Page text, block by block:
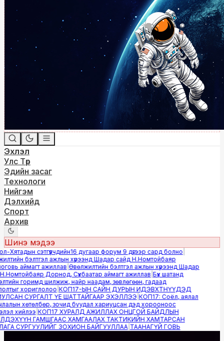
Эхлэл
Улс Төр
Эдийн засаг
Технологи
Нийгэм
Дэлхийд
Спорт
Архив
Шинэ мэдээ
сэтгүүлчдийн16 дугаар форум 9 дүгээр сард болно|
бэлтгэл ажлын хүрээнд Шадар сайд Н.Номтойбаяр
аймагт ажиллав|Өвөлжилтийн бэлтгэл ажлын хүрээнд Шадар
Дорнод, Сүхбаатар аймагт ажиллав|Бүх шатанд
горимд шилжиж, найр наадам, зөвлөгөөн, гадаад
хориглолоо|КОП17-ЫН САЙН ДУРЫН ИДЭВХТНҮҮДЭД
СУРГАЛТ ҮЕ ШАТТАЙГААР ЭХЭЛЛЭЭ|КОП17: Соёл, аялал
хөтөлбөр, зочид буудал хариуцсан дэд хорооноос
хийлээ|КОП17 ХУРАЛД АЖИЛЛАХ ОНЦГОЙ БАЙДЛЫН
ГАМШГААС ХАМГААЛАХ ТАКТИКИЙН ХАМТАРСАН
СУРГУУЛИЙГ ЗОХИОН БАЙГУУЛЛАА|ТААНАГҮЙ ГОВЬ